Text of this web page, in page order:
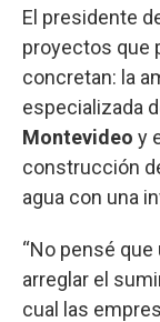
El presidente
proyectos que
concretan: la
especializada
Montevideo y
construcción
agua con una
“No pensé
arreglar el
cual las